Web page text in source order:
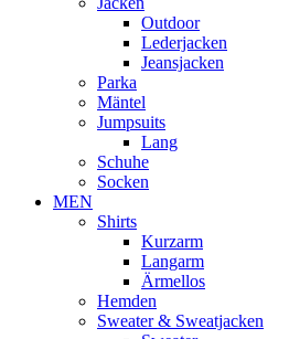
Outdoor
Lederjacken
Jeansjacken
Parka
Mäntel
Jumpsuits
Lang
Schuhe
Socken
MEN
Shirts
Kurzarm
Langarm
Ärmellos
Hemden
Sweater & Sweatjacken